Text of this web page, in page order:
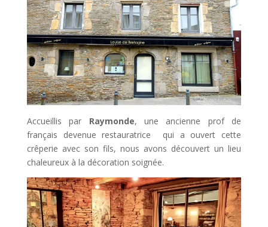
Accueillis par Raymonde, une ancienne prof de
français devenue restauratrice qui a ouvert cette
crêperie avec son fils, nous avons découvert un lieu
chaleureux à la décoration soignée.